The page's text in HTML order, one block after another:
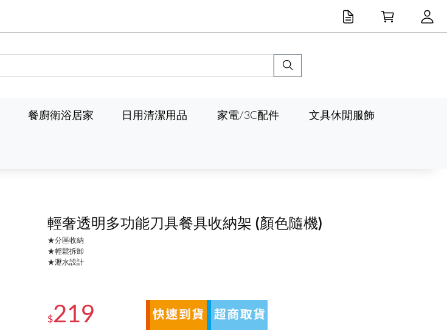
餐廚衛浴居家 日用清潔用品 家電/3C配件 文具休閒服飾
輕奢透明多功能刀具餐具收納架 (顏色隨機)
★分區收納
★輕鬆拆卸
★瀝水設計
$219